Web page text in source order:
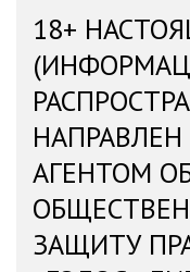
18+
АГЕНТОМ
ЗАЩИТУ